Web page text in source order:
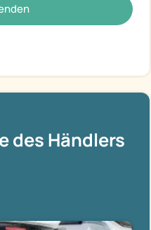
des Händlers